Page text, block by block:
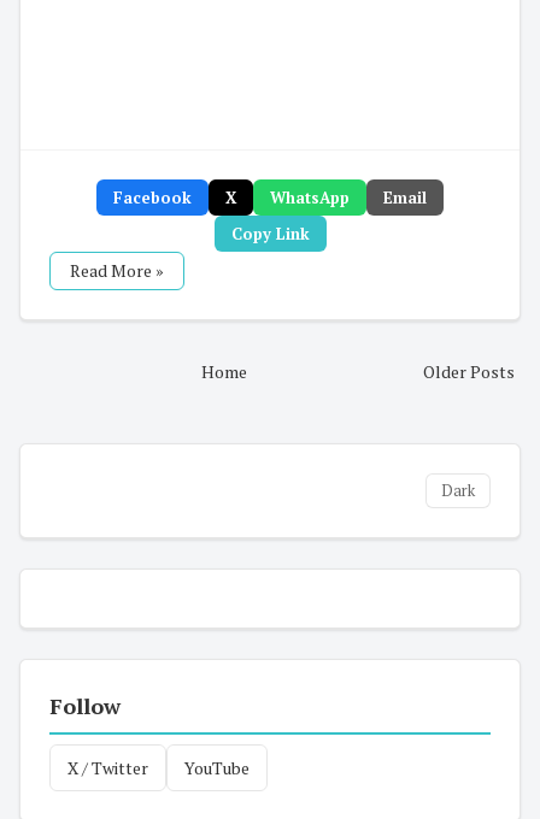
Facebook X WhatsApp
Email
Copy Link
Read More »
Older Posts
Home
Dark
Follow
X / Twitter YouTube